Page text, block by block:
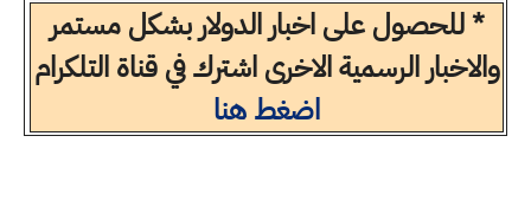
* للحصول على اخبار الدولار بشكل مستمر
والاخبار الرسمية الاخرى اشترك في قناة التلكرام
اضغط هنا